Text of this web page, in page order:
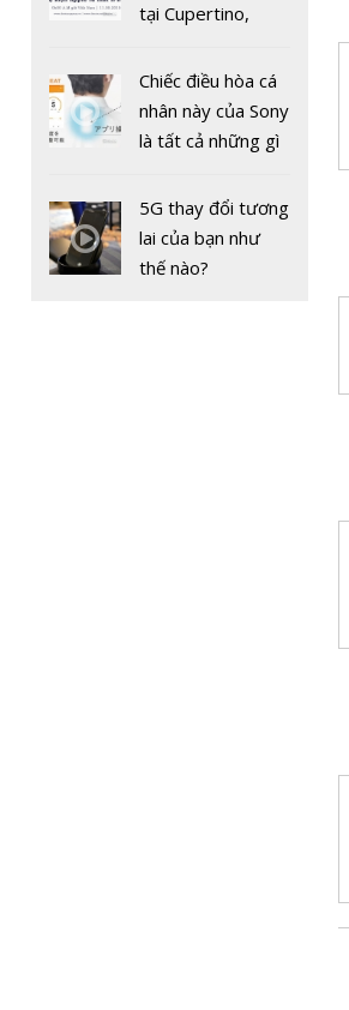
VNPT, MobiFone,
VTC sẽ hoàn
thành cổ phần hóa
tại Cupertino,
Chiếc điều hòa cá
nhân này của Sony
là tất cả những gì
sót qua mùa hè
nóng nực
5G thay đổi tương
lai của bạn như
thế nào?